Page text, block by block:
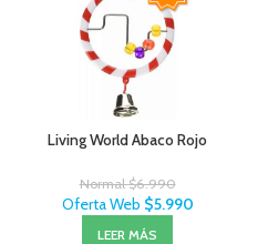
Living World Abaco Rojo
Normal$6.990
Oferta Web $5.990
LEER MÁS